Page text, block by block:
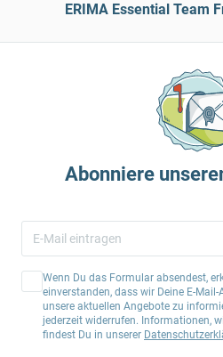
ERIMA Essential Team
Abonniere
Wenn Du das Formular absendest,
einverstanden, dass wir Deine E-
unsere aktuellen Angebote zu
jederzeit widerrufen. Informationen,
findest Du in unserer